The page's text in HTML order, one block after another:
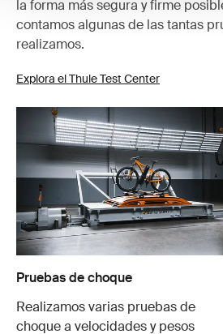
la forma más segura y firme
contamos algunas de las tantas
realizamos.
Explora el Thule Test Center
Pruebas de choque
Realizamos varias pruebas de
choque a velocidades y pesos